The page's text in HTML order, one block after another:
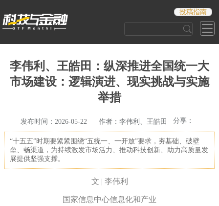
投稿指南
李伟利、王皓田：纵深推进全国统一大
市场建设：逻辑演进、现实挑战与实施
举措
发布时间：2026-05-22 作者：李伟利、王皓田 分享：
“十五五”时期要紧紧围绕“五统一、一开放”要求，夯基础、破壁
垒、畅渠道，为持续激发市场活力、推动科技创新、助力高质量发
展提供坚强支撑。
文 | 李伟利
国家信息中心信息化和产业